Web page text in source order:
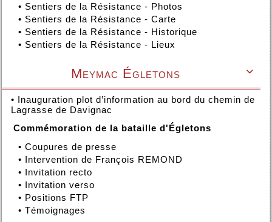
• Sentiers de la Résistance - Photos
• Sentiers de la Résistance - Carte
• Sentiers de la Résistance - Historique
• Sentiers de la Résistance - Lieux

Meymac Égletons
• Inauguration plot d’information au bord du chemin de
Lagrasse de Davignac
Commémoration de la bataille d'Égletons
• Coupures de presse
• Intervention de François REMOND
• Invitation recto
• Invitation verso
• Positions FTP
• Témoignages